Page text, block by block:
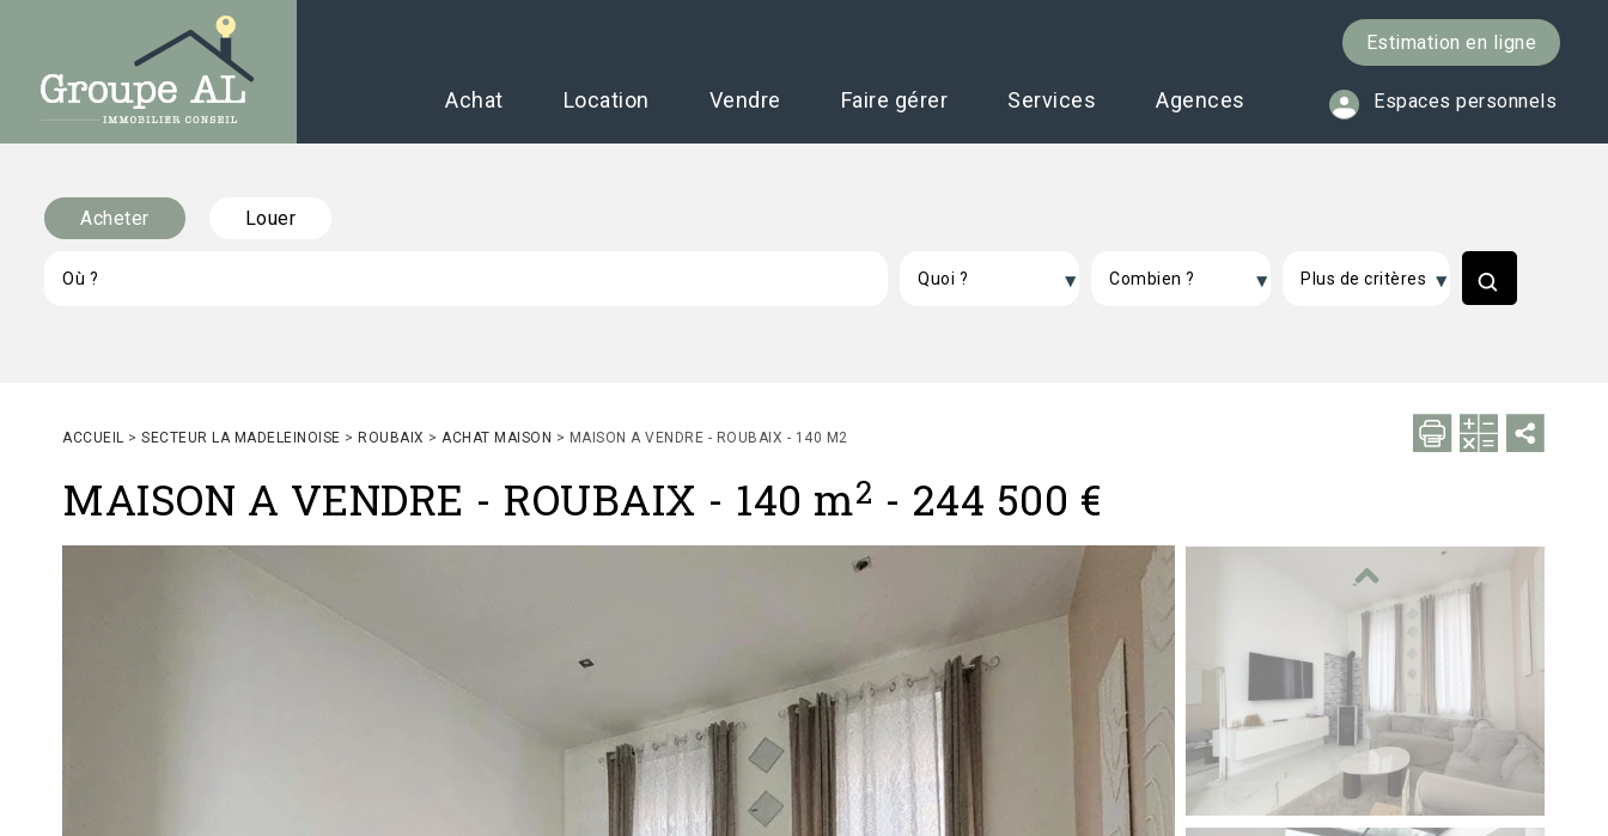
Estimation en ligne
Espaces personnels
Achat Location Vendre Faire gérer Services Agences
Acheter Louer
ACCUEIL > SECTEUR LA MADELEINOISE > ROUBAIX > ACHAT MAISON > MAISON A VENDRE - ROUBAIX - 140 M2
MAISON A VENDRE - ROUBAIX - 140 m2 - 244 500 €